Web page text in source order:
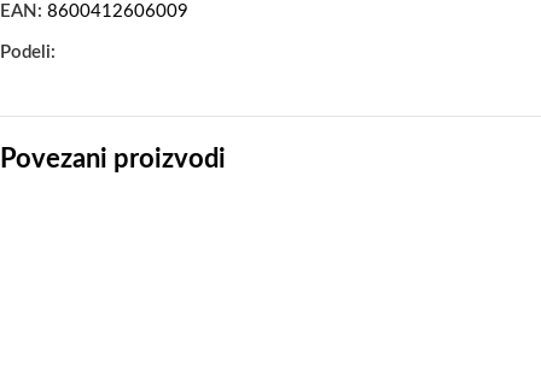
EAN: 8600412606009
Podeli:
Povezani proizvodi